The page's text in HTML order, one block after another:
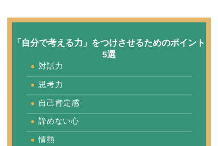
「自分で考える力」をつけさせるためのポイント
5選
対話力
思考力
自己肯定感
諦めない心
情熱